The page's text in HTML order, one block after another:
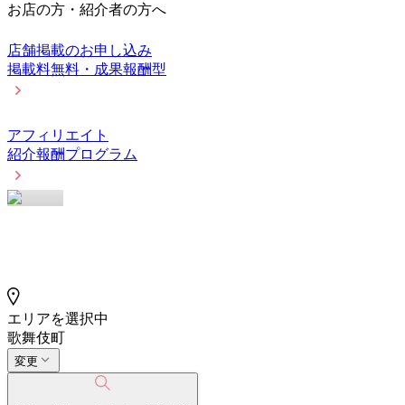
お店の方・紹介者の方へ
店舗掲載のお申し込み
掲載料無料・成果報酬型
アフィリエイト
紹介報酬プログラム
エリアを選択中
歌舞伎町
変更